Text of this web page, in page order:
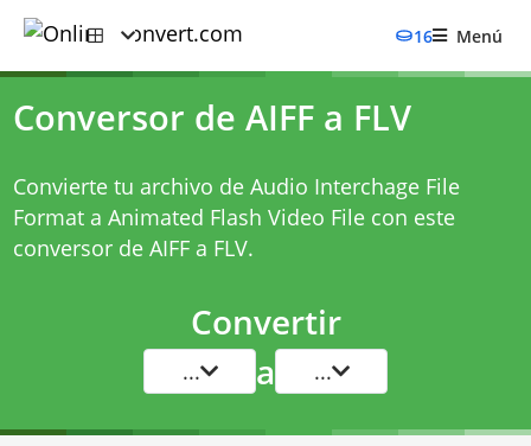
16 Menú
Conversor de AIFF a FLV
Convierte tu archivo de Audio Interchage File
Format a Animated Flash Video File con este
conversor de AIFF a FLV.
Convertir
... a ...